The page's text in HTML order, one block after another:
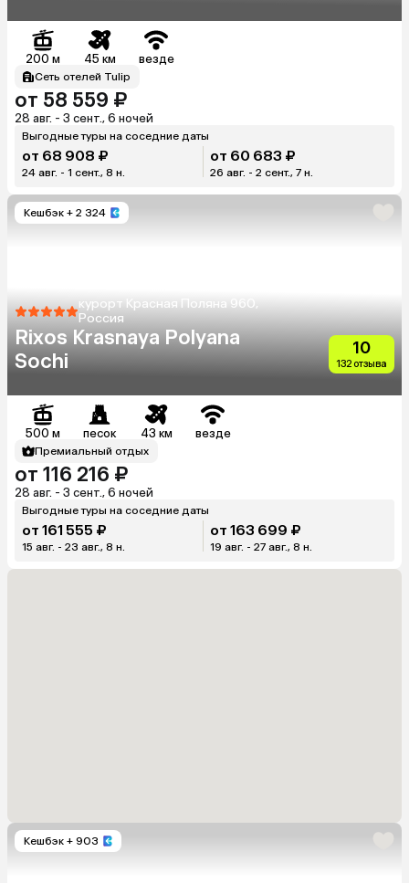
200 м 45 км везде
Сеть отелей Tulip
от 58 559 ₽
28 авг. - 3 сент., 6 ночей
Выгодные туры на соседние даты
от 68 908 ₽
24 авг. - 1 сент., 8 н.
от 60 683 ₽
26 авг. - 2 сент., 7 н.
Кешбэк + 2 324
курорт Красная Поляна 960,
Россия
Rixos Krasnaya Polyana
Sochi
10
132 отзыва
500 м песок 43 км везде
Премиальный отдых
от 116 216 ₽
28 авг. - 3 сент., 6 ночей
Выгодные туры на соседние даты
от 161 555 ₽
15 авг. - 23 авг., 8 н.
от 163 699 ₽
19 авг. - 27 авг., 8 н.
Кешбэк + 903